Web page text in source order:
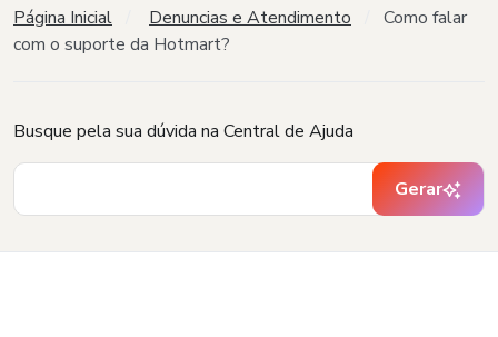
Página Inicial Denuncias e Atendimento
Como falar
com o suporte da Hotmart?
Busque pela sua dúvida na Central de Ajuda
Gerar